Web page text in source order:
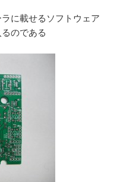
に載せるソフトウェア
のである